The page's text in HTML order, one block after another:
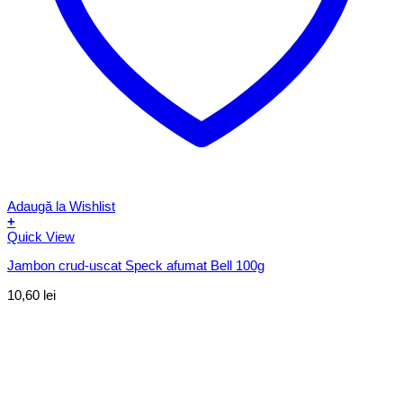
Adaugă la Wishlist
+
Quick View
Jambon crud-uscat Speck afumat Bell 100g
10,60 lei